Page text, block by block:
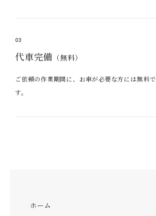
03
代車完備 （無料）
ご依頼の作業期間に、お車が必要な方には無料
す。
ホーム